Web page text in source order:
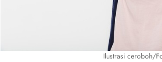
Ilustrasi ceroboh/